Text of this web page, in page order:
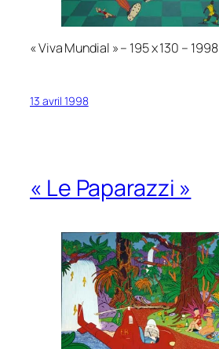
« Viva Mundial » – 195 x 130 – 1998
13 avril 1998
« Le Paparazzi »